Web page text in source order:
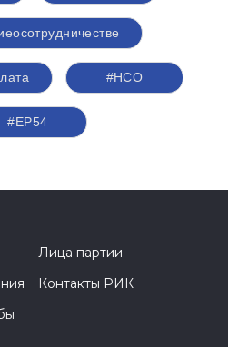
#НСО
#ЕР54
Лица партии
Контакты РИК